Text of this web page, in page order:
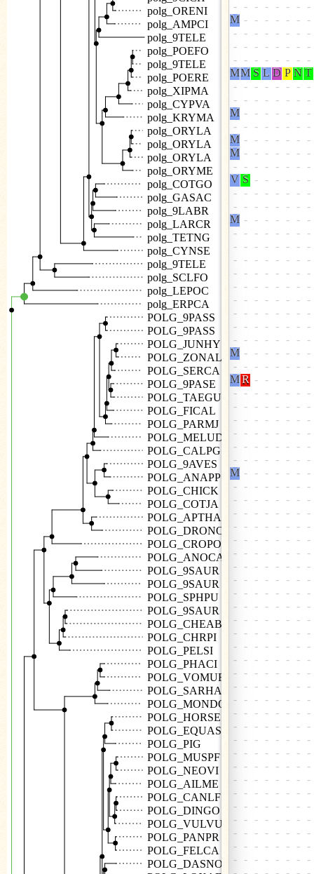
polg_ORENI
polg_AMPCI
polg_9TELE
polg_POEFO
polg_9TELE
polg_POERE
polg_XIPMA
polg_CYPVA
polg_KRYMA
polg_ORYLA
polg_ORYLA
polg_ORYLA
polg_ORYME
polg_COTGO
polg_GASAC
polg_9LABR
polg_LARCR
polg_TETNG
polg_CYNSE
polg_9TELE
polg_SCLFO
polg_LEPOC
polg_ERPCA
POLG_9PASS
POLG_9PASS
POLG_JUNHY
POLG_ZONAL
POLG_SERCA
POLG_9PASE
POLG_TAEGU
POLG_FICAL
POLG_PARMJ
POLG_MELUD
POLG_CALPG
POLG_9AVES
POLG_ANAPP
POLG_CHICK
POLG_COTJA
POLG_APTHA
POLG_DRONO
POLG_CROPO
POLG_ANOCA
POLG_9SAUR
POLG_9SAUR
POLG_SPHPU
POLG_9SAUR
POLG_CHEAB
POLG_CHRPI
POLG_PELSI
POLG_PHACI
POLG_VOMUR
POLG_SARHA
POLG_MONDO
POLG_HORSE
POLG_EQUAS
POLG_PIG
POLG_MUSPF
POLG_NEOVI
POLG_AILME
POLG_CANLF
POLG_DINGO
POLG_VULVU
POLG_PANPR
POLG_FELCA
POLG_DASNO